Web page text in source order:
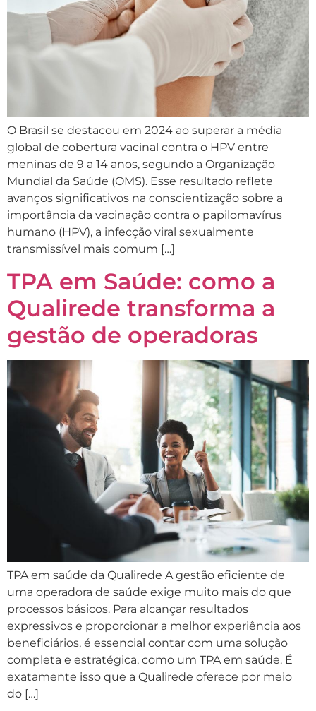
O Brasil se destacou em 2024 ao superar a média
global de cobertura vacinal contra o HPV entre
meninas de 9 a 14 anos, segundo a Organização
Mundial da Saúde (OMS). Esse resultado reflete
avanços significativos na conscientização sobre a
importância da vacinação contra o papilomavírus
humano (HPV), a infecção viral sexualmente
transmissível mais comum […]
TPA em Saúde: como a
Qualirede transforma a
gestão de operadoras
TPA em saúde da Qualirede A gestão eficiente de
uma operadora de saúde exige muito mais do que
processos básicos. Para alcançar resultados
expressivos e proporcionar a melhor experiência aos
beneficiários, é essencial contar com uma solução
completa e estratégica, como um TPA em saúde. É
exatamente isso que a Qualirede oferece por meio
do […]